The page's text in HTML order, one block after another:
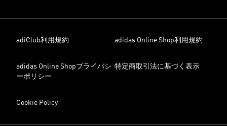
adiClub利用規約 adidas Online Shop利用規約
adidas Online Shopプライバシ
ーポリシー
特定商取引法に基づく表示
Cookie Policy